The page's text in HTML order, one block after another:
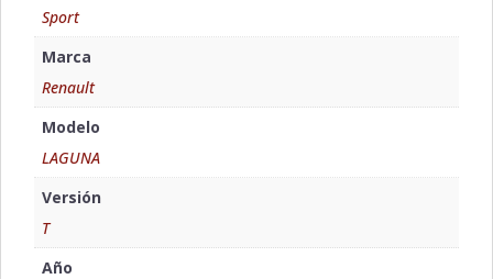
Sport
Marca
Renault
Modelo
LAGUNA
Versión
T
Año